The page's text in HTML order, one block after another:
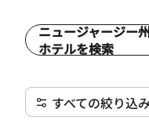
ニュージャージー
ホテルを検索
すべての絞り込